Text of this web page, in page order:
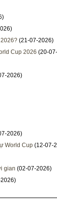
(21-07-2026)
Cup 2026 (20-
2026)
2026)
World Cup (12-07-
gian (02-07-2026)